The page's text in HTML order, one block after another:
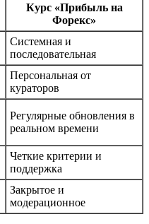
Курс «Прибыль на
Форекс»
Системная и
последовательная
Персональная от
кураторов
Регулярные обновления в
реальном времени
Четкие критерии и
поддержка
Закрытое и
модерационное